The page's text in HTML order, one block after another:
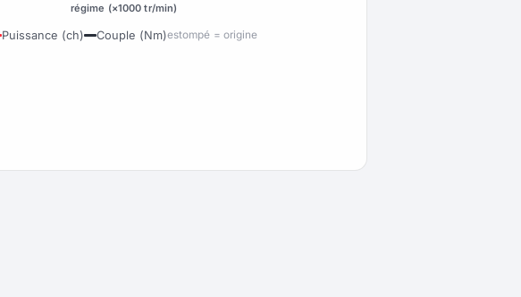
régime (×1000 tr/min)
Puissance (ch) Couple (Nm)estompé = origine